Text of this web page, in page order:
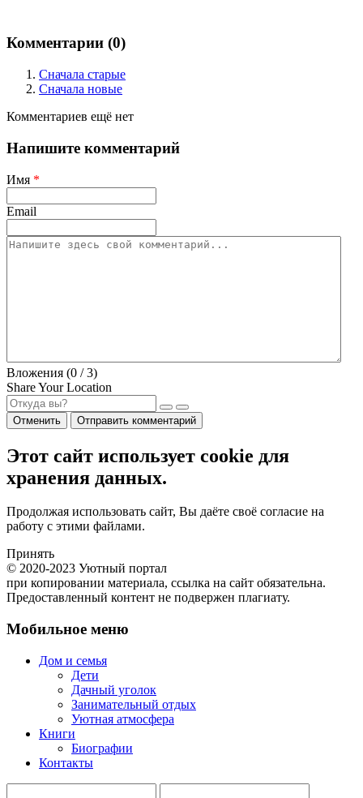
Комментарии (0)
Сначала старые
Сначала новые
Комментариев ещё нет
Напишите комментарий
Имя *
Email
Вложения (0 / 3)
Share Your Location
Отменить Отправить комментарий
Этот сайт использует cookie для
хранения данных.
Продолжая использовать сайт, Вы даёте своё согласие на
работу с этими файлами.
Принять
© 2020-2023 Уютный портал
при копировании материала, ссылка на сайт обязательна.
Предоставленный контент не подвержен плагиату.
Мобильное меню
Дом и семья
Дети
Дачный уголок
Занимательный отдых
Уютная атмосфера
Книги
Биографии
Контакты